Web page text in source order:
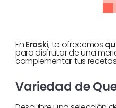
En Eroski, te ofrecemos
para disfrutar de una
complementar tus
Variedad de